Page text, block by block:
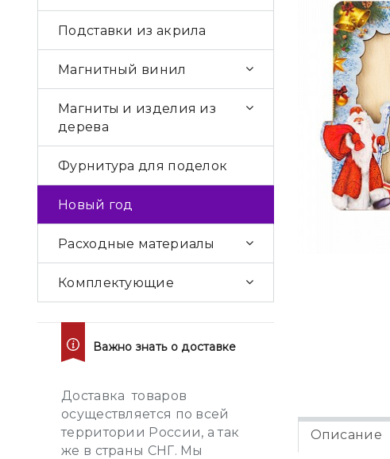
Описание
Подставки из акрила
Магнитный винил
Магниты и изделия из
дерева
Фурнитура для поделок
Новый год
Расходные материалы
Комплектующие
Важно знать о доставке
Доставка товаров
осуществляется по всей
территории России, а так
же в страны СНГ. Мы